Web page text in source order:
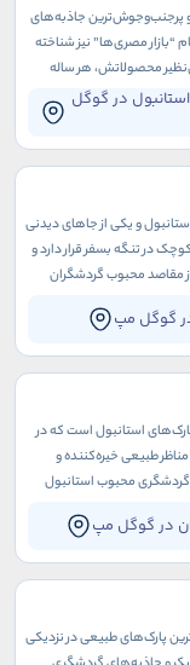
استانبول در گوگل
و پرجنب‌وجوش‌ترین جاذبه‌های
“بازار مصری‌ها” نیز شناخته
محصولاتش، هر ساله
گوگل مپ
و یکی از جاهای دیدنی
در تنگه بسفر قرار دارد و
از مقاصد محبوب گردشگران
در گوگل مپ
پارک‌های استانبول است که در
طبیعی خیره‌کننده و
محبوب استانبول
پارک‌های طبیعی در نزدیکی